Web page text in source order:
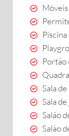
Piscina
Sala
Sala
Salão
Salão